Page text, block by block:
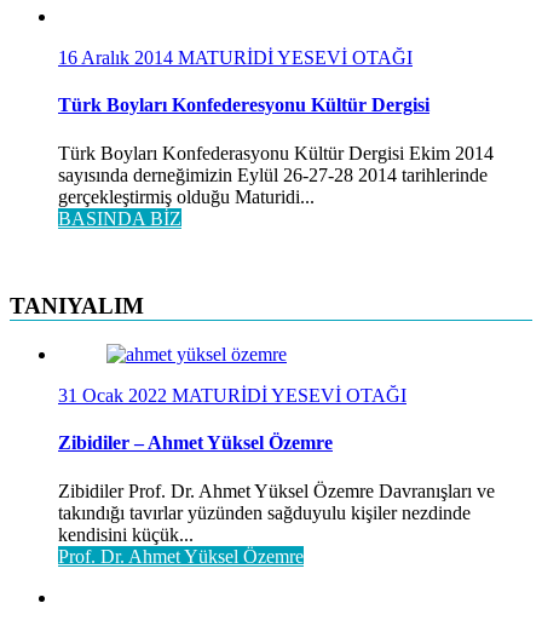
16 Aralık 2014 MATURİDİ YESEVİ OTAĞI
Türk Boyları Konfederesyonu Kültür Dergisi
Türk Boyları Konfederasyonu Kültür Dergisi Ekim 2014
sayısında derneğimizin Eylül 26-27-28 2014 tarihlerinde
gerçekleştirmiş olduğu Maturidi...
BASINDA BİZ
TANIYALIM
31 Ocak 2022 MATURİDİ YESEVİ OTAĞI
Zibidiler – Ahmet Yüksel Özemre
Zibidiler Prof. Dr. Ahmet Yüksel Özemre Davranışları ve
takındığı tavırlar yüzünden sağduyulu kişiler nezdinde
kendisini küçük...
Prof. Dr. Ahmet Yüksel Özemre